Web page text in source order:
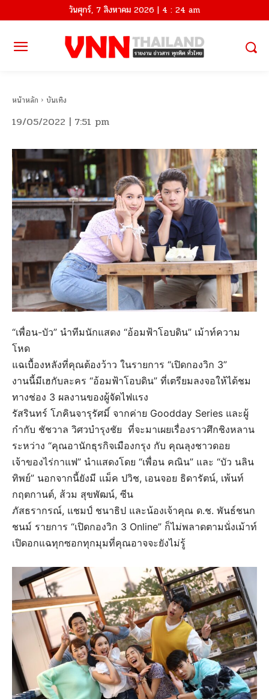
วันศุกร์, 7 สิงหาคม 2026 | 4 : 24 am
หน้าหลัก บันเทิง
19/05/2022 | 7:51 pm
“เพื่อน-บัว” นำทีมนักแสดง “อ้อมฟ้าโอบดิน” เม้าท์ความ
โหด
แฉเบื้องหลังที่คุณต้องว้าว ในรายการ “เปิดกองวิก 3”
​งานนี้มีเฮกับละคร “อ้อมฟ้าโอบดิน” ที่เตรียมลงจอให้ได้ชม
ทางช่อง 3 ผลงานของผู้จัดไฟแรง
รัสรินทร์ โภคินจารุรัศมิ์ จากค่าย Goodday Series และผู้
กำกับ ชัชวาล วิศวบำรุงชัย ที่จะมาเผยเรื่องราวศึกชิงหลาน
ระหว่าง “คุณอานักธุรกิจเมืองกรุง กับ คุณลุงชาวดอย
เจ้าของไร่กาแฟ” นำแสดงโดย “เพื่อน คณิน” และ “บัว นลิน
ทิพย์” นอกจากนี้ยังมี แม็ค ปวิช, เอนจอย ธิดารัตน์, เพ้นท์
กฤตกานต์, ส้วม สุขพัฒน์, ซีน
ภัสธรากรณ์, แชมป์ ชนาธิป และน้องเจ้าคุณ ด.ช. พันธ์ชนก
ชนม์ รายการ “เปิดกองวิก 3 Online” ก็ไม่พลาดตามนั่งเม้าท์
เปิดอกแฉทุกซอกทุกมุมที่คุณอาจจะยังไม่รู้